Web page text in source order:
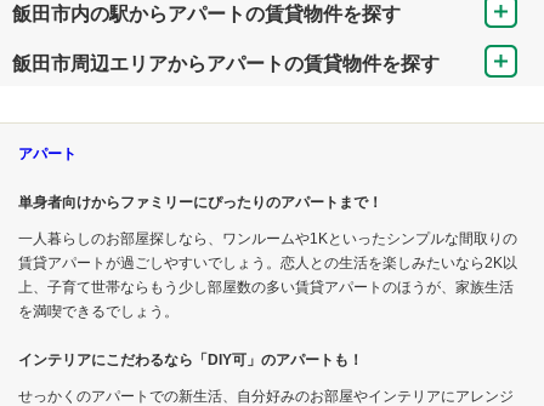
飯田市内の駅からアパートの賃貸物件を探す
飯田市周辺エリアからアパートの賃貸物件を探す
アパート
単身者向けからファミリーにぴったりのアパートまで！
一人暮らしのお部屋探しなら、ワンルームや1Kといったシンプルな間取りの
賃貸アパートが過ごしやすいでしょう。恋人との生活を楽しみたいなら2K以
上、子育て世帯ならもう少し部屋数の多い賃貸アパートのほうが、家族生活
を満喫できるでしょう。
インテリアにこだわるなら「DIY可」のアパートも！
せっかくのアパートでの新生活、自分好みのお部屋やインテリアにアレンジ